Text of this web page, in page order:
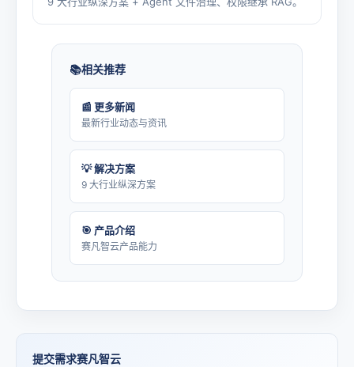
相关推荐
📰 更多新闻
最新行业动态与资讯
💡 解决方案
9 大行业纵深方案
🎯 产品介绍
赛凡智云产品能力
提交需求赛凡智云